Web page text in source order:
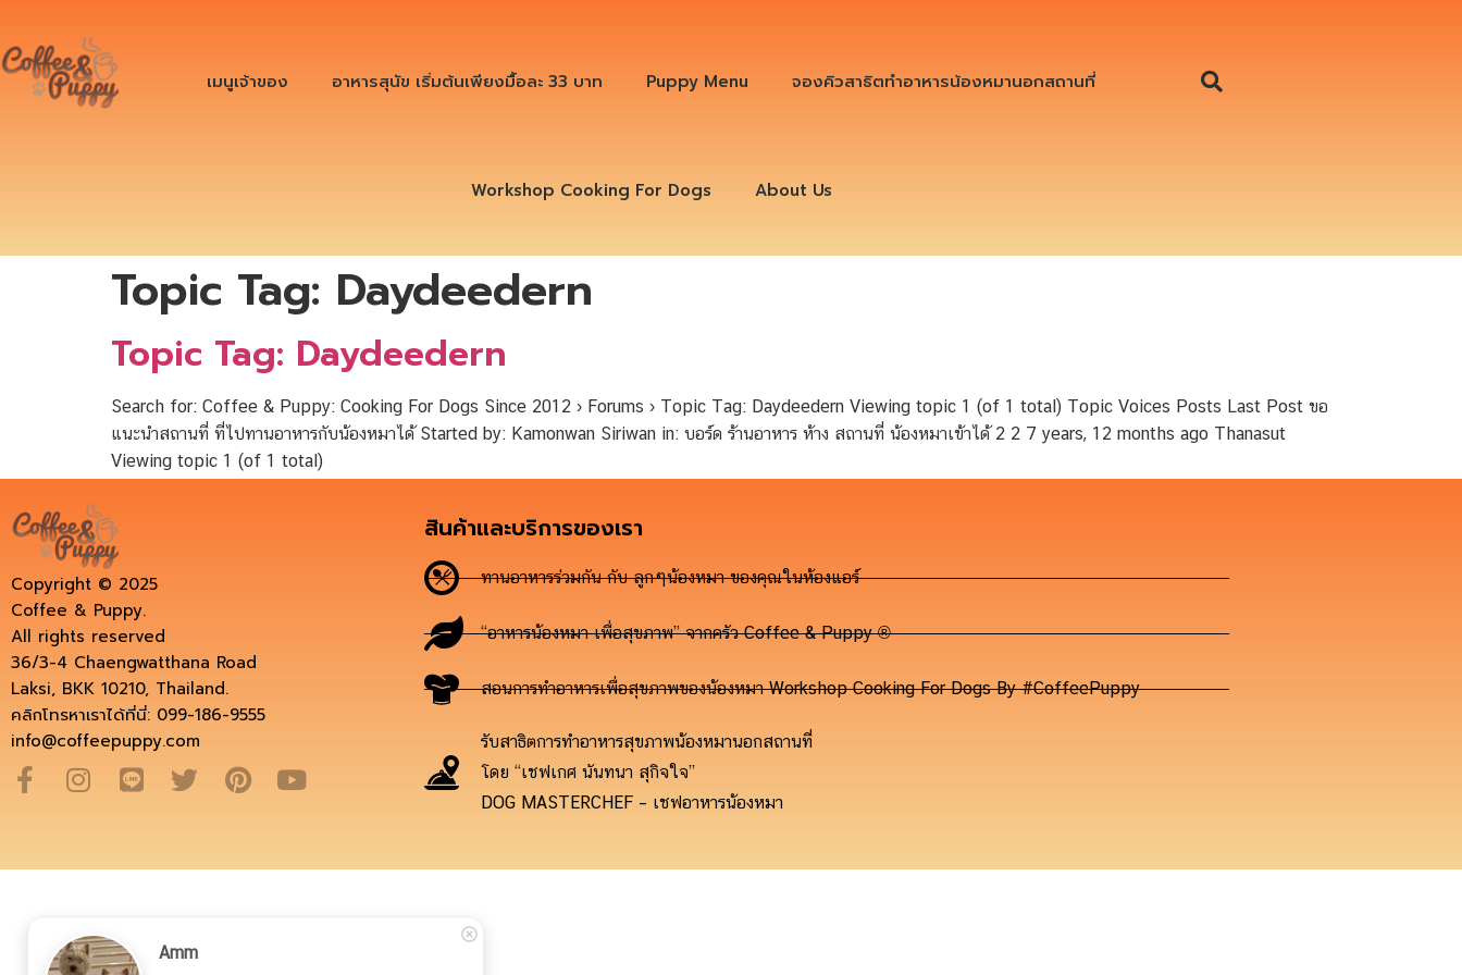
เมนูเจ้าของ อาหารสุนัข เริ่มต้นเพียงมื้อละ 33 บาท Puppy Menu จองคิวสาธิตทำอาหารน้องหมานอกสถานที่
Workshop Cooking For Dogs About Us
Topic Tag: Daydeedern
Topic Tag: Daydeedern
Search for: Coffee & Puppy: Cooking For Dogs Since 2012 › Forums › Topic Tag: Daydeedern Viewing topic 1 (of 1 total) Topic Voices Posts Last Post ขอ
แนะนำสถานที่ ที่ไปทานอาหารกับน้องหมาได้ Started by: Kamonwan Siriwan in: บอร์ด ร้านอาหาร ห้าง สถานที่ น้องหมาเข้าได้ 2 2 7 years, 12 months ago Thanasut
Viewing topic 1 (of 1 total)
Copyright © 2025
Coffee & Puppy.
All rights reserved
36/3-4 Chaengwatthana Road
Laksi, BKK 10210, Thailand.
คลิกโทรหาเราได้ที่นี่: 099-186-9555
info@coffeepuppy.com
สินค้าและบริการของเรา
ทานอาหารร่วมกัน กับ ลูกๆน้องหมา ของคุณในห้องแอร์
“อาหารน้องหมา เพื่อสุขภาพ” จากครัว Coffee & Puppy ®
สอนการทำอาหารเพื่อสุขภาพของน้องหมา Workshop Cooking For Dogs By #CoffeePuppy
รับสาธิตการทำอาหารสุขภาพน้องหมานอกสถานที่
โดย “เชฟเกศ นันทนา สุกิจใจ”
DOG MASTERCHEF – เชฟอาหารน้องหมา
Amm